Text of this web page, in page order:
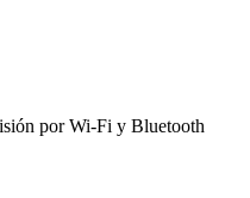
por Wi-Fi y Bluetooth